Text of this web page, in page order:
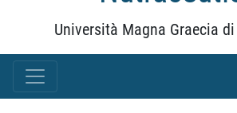
Università Magna Graecia